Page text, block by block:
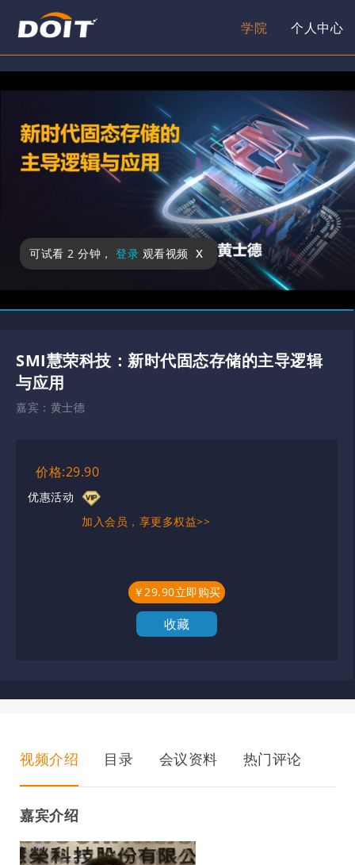
学院 个人中心
可试看 2 分钟 ， 登录 观看视频 x
SMI慧荣科技：新时代固态存储的主导逻辑
与应用
嘉宾： 黄士德
价格:29.90
优惠活动
加入会员，享更多权益>>
￥29.90立即购买
收藏
视频介绍 目录 会议资料 热门评论
嘉宾介绍